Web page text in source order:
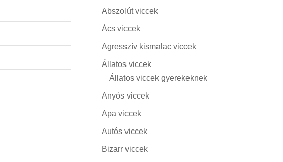
Abszolút viccek
Ács viccek
Agresszív kismalac viccek
Állatos viccek
Állatos viccek gyerekeknek
Anyós viccek
Apa viccek
Autós viccek
Bizarr viccek